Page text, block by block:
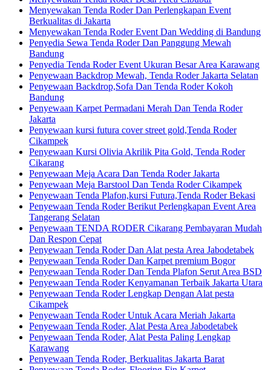
Menyewakan Tenda Roder Dan Perlengkapan Event
Berkualitas di Jakarta
Menyewakan Tenda Roder Event Dan Wedding di Bandung
Penyedia Sewa Tenda Roder Dan Panggung Mewah
Bandung
Penyedia Tenda Roder Event Ukuran Besar Area Karawang
Penyewaan Backdrop Mewah, Tenda Roder Jakarta Selatan
Penyewaan Backdrop,Sofa Dan Tenda Roder Kokoh
Bandung
Penyewaan Karpet Permadani Merah Dan Tenda Roder
Jakarta
Penyewaan kursi futura cover street gold,Tenda Roder
Cikampek
Penyewaan Kursi Olivia Akrilik Pita Gold, Tenda Roder
Cikarang
Penyewaan Meja Acara Dan Tenda Roder Jakarta
Penyewaan Meja Barstool Dan Tenda Roder Cikampek
Penyewaan Tenda Plafon,kursi Futura,Tenda Roder Bekasi
Penyewaan Tenda Roder Berikut Perlengkapan Event Area
Tangerang Selatan
Penyewaan TENDA RODER Cikarang Pembayaran Mudah
Dan Respon Cepat
Penyewaan Tenda Roder Dan Alat pesta Area Jabodetabek
Penyewaan Tenda Roder Dan Karpet premium Bogor
Penyewaan Tenda Roder Dan Tenda Plafon Serut Area BSD
Penyewaan Tenda Roder Kenyamanan Terbaik Jakarta Utara
Penyewaan Tenda Roder Lengkap Dengan Alat pesta
Cikampek
Penyewaan Tenda Roder Untuk Acara Meriah Jakarta
Penyewaan Tenda Roder, Alat Pesta Area Jabodetabek
Penyewaan Tenda Roder, Alat Pesta Paling Lengkap
Karawang
Penyewaan Tenda Roder, Berkualitas Jakarta Barat